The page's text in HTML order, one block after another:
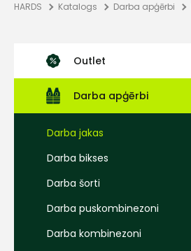
HARDS Katalogs Darba apģērbi
Outlet
Darba apģērbi
Darba jakas
Darba bikses
Darba šorti
Darba puskombinezoni
Darba kombinezoni